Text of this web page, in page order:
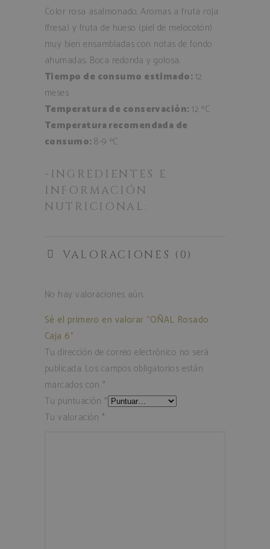
Color rosa asalmonado. Aromas a fruta roja
(fresa) y fruta de hueso (piel de melocotón)
muy bien ensambladas con notas de fondo
ahumadas. Boca redonda y golosa.
Tiempo de consumo estimado:12
meses
Temperatura de conservación:12 ºC
Temperatura recomendada de
consumo:8-9 ºC
-INGREDIENTES E
INFORMACIÓN
NUTRICIONAL:
VALORACIONES (0)
No hay valoraciones aún.
Sé el primero en valorar “OÑAL Rosado
Caja 6”
Tu dirección de correo electrónico no será
publicada. Los campos obligatorios están
marcados con *
Tu puntuación *
Tu valoración *